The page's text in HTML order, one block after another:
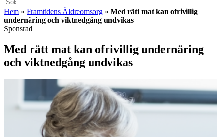
Hem » Framtidens Äldreomsorg » Med rätt mat kan ofrivillig
undernäring och viktnedgång undvikas
Sponsrad
Med rätt mat kan ofrivillig undernäring
och viktnedgång undvikas